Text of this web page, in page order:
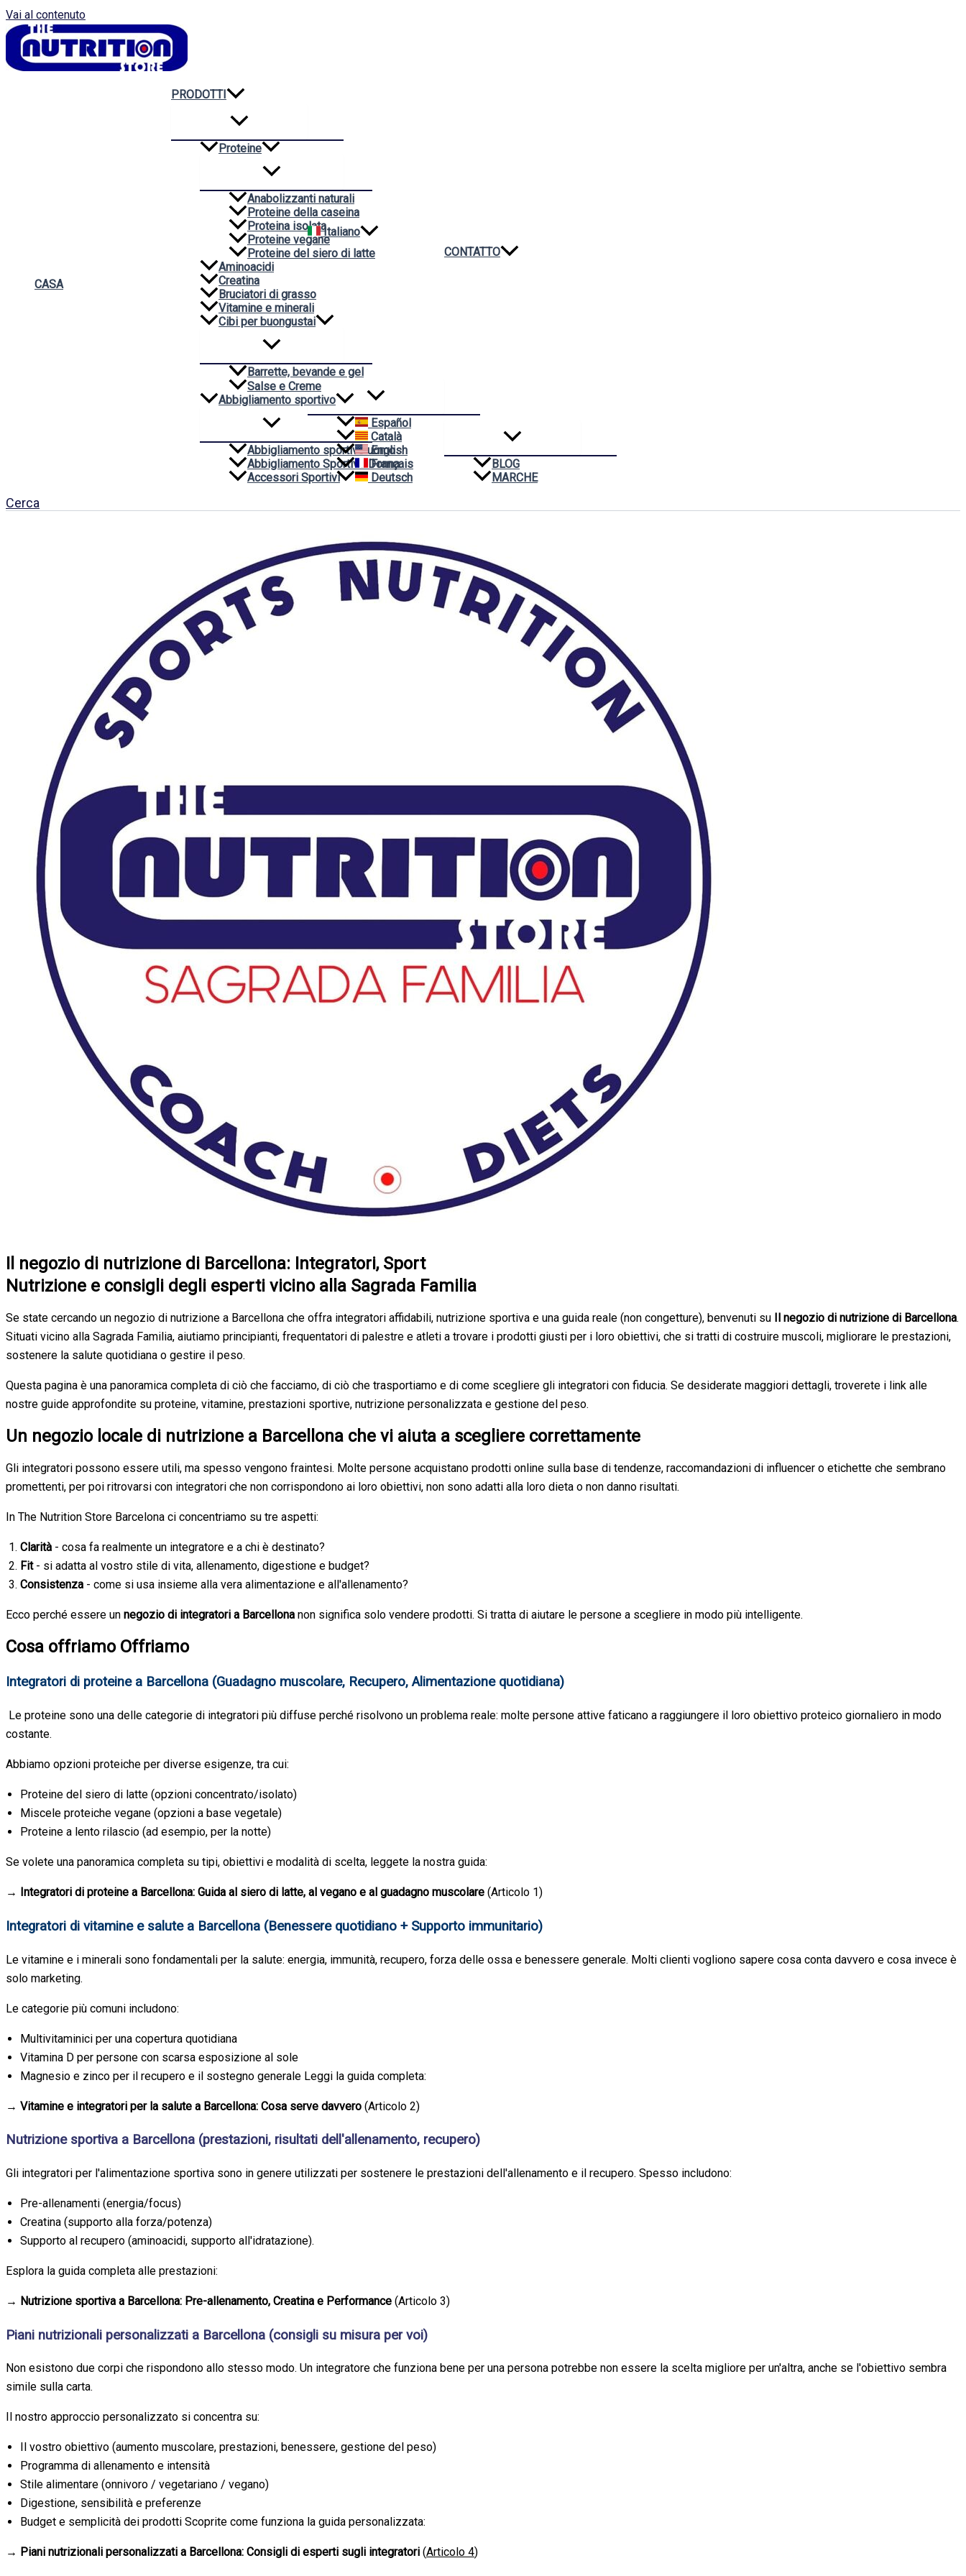
Vai al contenuto
CASA
PRODOTTI
Proteine
Anabolizzanti naturali
Proteine della caseina
Proteina isolata
Proteine vegane
Proteine del siero di latte
Aminoacidi
Creatina
Bruciatori di grasso
Vitamine e minerali
Cibi per buongustai
Barrette, bevande e gel
Salse e Creme
Abbigliamento sportivo
Abbigliamento sportivo uomo
Abbigliamento Sportivo Donna
Accessori Sportivi
Italiano
Español
Català
English
Français
Deutsch
CONTATTO
BLOG
MARCHE
Cerca
Il negozio di nutrizione di Barcellona: Integratori, Sport
Nutrizione e consigli degli esperti vicino alla Sagrada Familia
Se state cercando un negozio di nutrizione a Barcellona che offra integratori affidabili, nutrizione sportiva e una guida reale (non congetture), benvenuti su Il negozio di nutrizione di Barcellona.
Situati vicino alla Sagrada Familia, aiutiamo principianti, frequentatori di palestre e atleti a trovare i prodotti giusti per i loro obiettivi, che si tratti di costruire muscoli, migliorare le prestazioni,
sostenere la salute quotidiana o gestire il peso.
Questa pagina è una panoramica completa di ciò che facciamo, di ciò che trasportiamo e di come scegliere gli integratori con fiducia. Se desiderate maggiori dettagli, troverete i link alle
nostre guide approfondite su proteine, vitamine, prestazioni sportive, nutrizione personalizzata e gestione del peso.
Un negozio locale di nutrizione a Barcellona che vi aiuta a scegliere correttamente
Gli integratori possono essere utili, ma spesso vengono fraintesi. Molte persone acquistano prodotti online sulla base di tendenze, raccomandazioni di influencer o etichette che sembrano
promettenti, per poi ritrovarsi con integratori che non corrispondono ai loro obiettivi, non sono adatti alla loro dieta o non danno risultati.
In The Nutrition Store Barcelona ci concentriamo su tre aspetti:
Clarità - cosa fa realmente un integratore e a chi è destinato?
Fit - si adatta al vostro stile di vita, allenamento, digestione e budget?
Consistenza - come si usa insieme alla vera alimentazione e all'allenamento?
Ecco perché essere un negozio di integratori a Barcellona non significa solo vendere prodotti. Si tratta di aiutare le persone a scegliere in modo più intelligente.
Cosa offriamo Offriamo
Integratori di proteine a Barcellona (Guadagno muscolare, Recupero, Alimentazione quotidiana)
Le proteine sono una delle categorie di integratori più diffuse perché risolvono un problema reale: molte persone attive faticano a raggiungere il loro obiettivo proteico giornaliero in modo
costante.
Abbiamo opzioni proteiche per diverse esigenze, tra cui:
Proteine del siero di latte (opzioni concentrato/isolato)
Miscele proteiche vegane (opzioni a base vegetale)
Proteine a lento rilascio (ad esempio, per la notte)
Se volete una panoramica completa su tipi, obiettivi e modalità di scelta, leggete la nostra guida:
→ Integratori di proteine a Barcellona: Guida al siero di latte, al vegano e al guadagno muscolare (Articolo 1)
Integratori di vitamine e salute a Barcellona (Benessere quotidiano + Supporto immunitario)
Le vitamine e i minerali sono fondamentali per la salute: energia, immunità, recupero, forza delle ossa e benessere generale. Molti clienti vogliono sapere cosa conta davvero e cosa invece è
solo marketing.
Le categorie più comuni includono:
Multivitaminici per una copertura quotidiana
Vitamina D per persone con scarsa esposizione al sole
Magnesio e zinco per il recupero e il sostegno generale Leggi la guida completa:
→ Vitamine e integratori per la salute a Barcellona: Cosa serve davvero (Articolo 2)
Nutrizione sportiva a Barcellona (prestazioni, risultati dell'allenamento, recupero)
Gli integratori per l'alimentazione sportiva sono in genere utilizzati per sostenere le prestazioni dell'allenamento e il recupero. Spesso includono:
Pre-allenamenti (energia/focus)
Creatina (supporto alla forza/potenza)
Supporto al recupero (aminoacidi, supporto all'idratazione).
Esplora la guida completa alle prestazioni:
→ Nutrizione sportiva a Barcellona: Pre-allenamento, Creatina e Performance (Articolo 3)
Piani nutrizionali personalizzati a Barcellona (consigli su misura per voi)
Non esistono due corpi che rispondono allo stesso modo. Un integratore che funziona bene per una persona potrebbe non essere la scelta migliore per un'altra, anche se l'obiettivo sembra
simile sulla carta.
Il nostro approccio personalizzato si concentra su:
Il vostro obiettivo (aumento muscolare, prestazioni, benessere, gestione del peso)
Programma di allenamento e intensità
Stile alimentare (onnivoro / vegetariano / vegano)
Digestione, sensibilità e preferenze
Budget e semplicità dei prodotti Scoprite come funziona la guida personalizzata:
→ Piani nutrizionali personalizzati a Barcellona: Consigli di esperti sugli integratori (Articolo 4)